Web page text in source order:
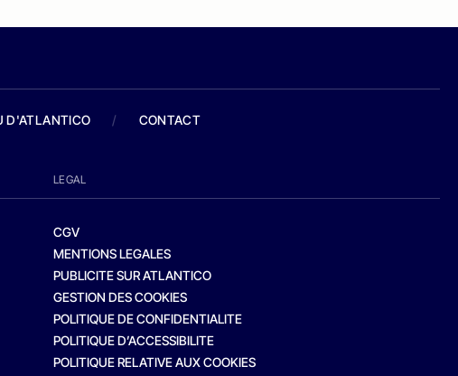
D'ATLANTICO / CONTACT
LEGAL
CGV
MENTIONS LEGALES
PUBLICITE SUR ATLANTICO
GESTION DES COOKIES
POLITIQUE DE CONFIDENTIALITE
POLITIQUE D’ACCESSIBILITE
POLITIQUE RELATIVE AUX COOKIES